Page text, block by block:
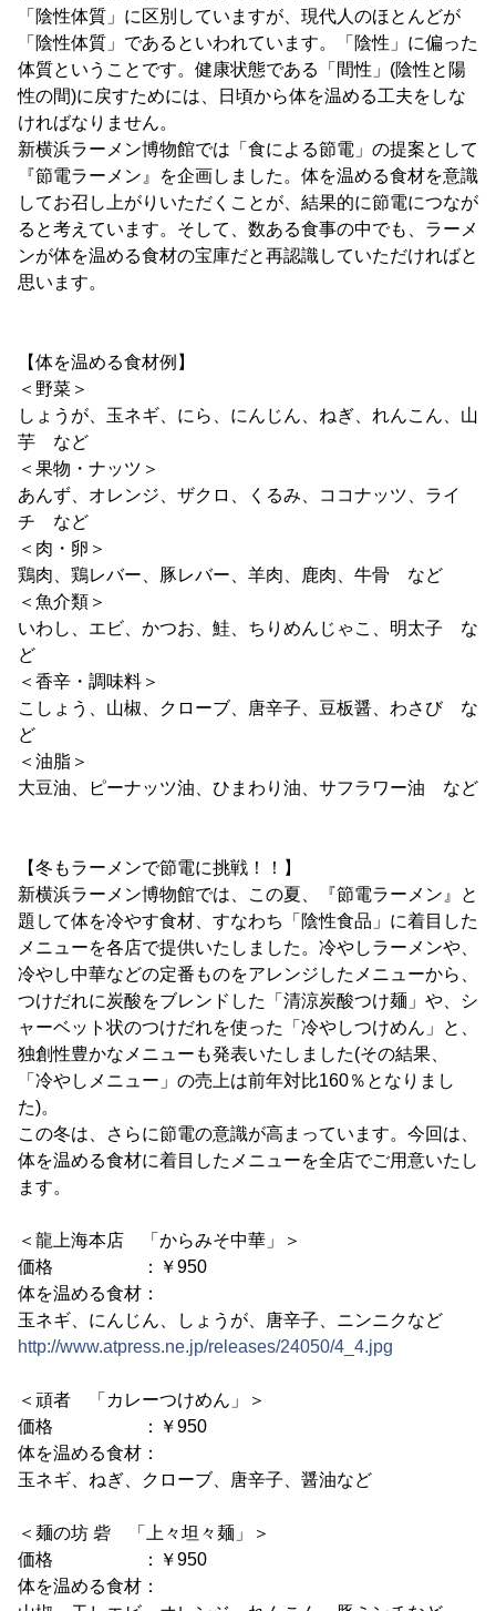
「陰性体質」に区別していますが、現代人のほとんどが
「陰性体質」であるといわれています。「陰性」に偏った
体質ということです。健康状態である「間性」(陰性と陽
性の間)に戻すためには、日頃から体を温める工夫をしな
ければなりません。
新横浜ラーメン博物館では「食による節電」の提案として
『節電ラーメン』を企画しました。体を温める食材を意識
してお召し上がりいただくことが、結果的に節電につなが
ると考えています。そして、数ある食事の中でも、ラーメ
ンが体を温める食材の宝庫だと再認識していただければと
思います。
【体を温める食材例】
＜野菜＞
しょうが、玉ネギ、にら、にんじん、ねぎ、れんこん、山
芋 など
＜果物・ナッツ＞
あんず、オレンジ、ザクロ、くるみ、ココナッツ、ライ
チ など
＜肉・卵＞
鶏肉、鶏レバー、豚レバー、羊肉、鹿肉、牛骨 など
＜魚介類＞
いわし、エビ、かつお、鮭、ちりめんじゃこ、明太子 な
ど
＜香辛・調味料＞
こしょう、山椒、クローブ、唐辛子、豆板醤、わさび な
ど
＜油脂＞
大豆油、ピーナッツ油、ひまわり油、サフラワー油 など
【冬もラーメンで節電に挑戦！！】
新横浜ラーメン博物館では、この夏、『節電ラーメン』と
題して体を冷やす食材、すなわち「陰性食品」に着目した
メニューを各店で提供いたしました。冷やしラーメンや、
冷やし中華などの定番ものをアレンジしたメニューから、
つけだれに炭酸をブレンドした「清涼炭酸つけ麺」や、シ
ャーベット状のつけだれを使った「冷やしつけめん」と、
独創性豊かなメニューも発表いたしました(その結果、
「冷やしメニュー」の売上は前年対比160％となりまし
た)。
この冬は、さらに節電の意識が高まっています。今回は、
体を温める食材に着目したメニューを全店でご用意いたし
ます。
＜龍上海本店 「からみそ中華」＞
価格 ：￥950
体を温める食材：
玉ネギ、にんじん、しょうが、唐辛子、ニンニクなど
http://www.atpress.ne.jp/releases/24050/4_4.jpg
＜頑者 「カレーつけめん」＞
価格 ：￥950
体を温める食材：
玉ネギ、ねぎ、クローブ、唐辛子、醤油など
＜麺の坊 砦 「上々坦々麺」＞
価格 ：￥950
体を温める食材：